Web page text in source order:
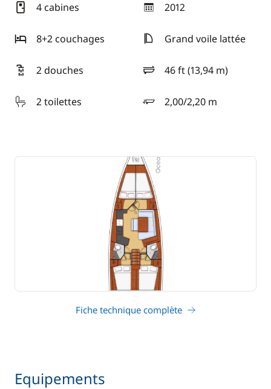
4 cabines 2012
année
8+2 couchages
Grand voile lattée
2 douches 46 ft (13,94 m)
longueur
2 toilettes
2,00/2,20 m
tirant d'eau
Fiche technique complète
Equipements